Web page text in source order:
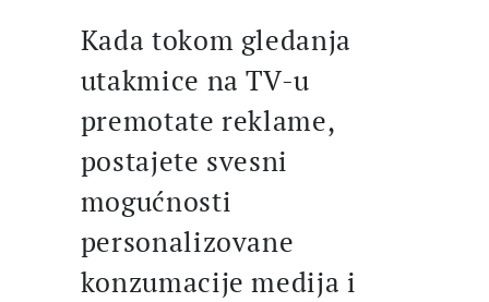
Kada tokom gledanja
utakmice na TV-u
premotate reklame,
postajete svesni
mogućnosti
personalizovane
konzumacije medija i